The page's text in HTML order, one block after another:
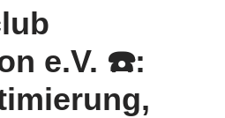
e.V. ☎️: